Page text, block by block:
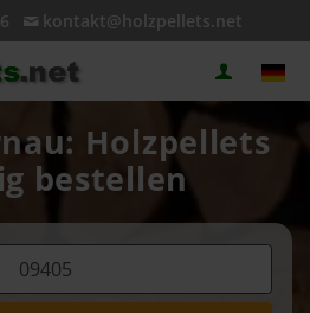
kontakt@holzpellets.net
Holzpellets
bestellen